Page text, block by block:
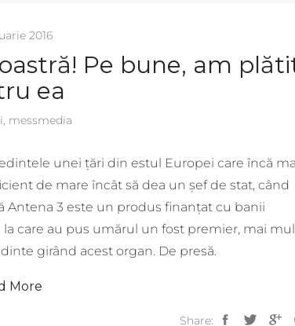
2016
Pe bune, am
ea
, messmedia
unei țări din estul Europei care încă
de mare încât să dea un șef de stat, când
Antena 3 este un produs finanțat cu banii
care au pus umărul un fost premier, mai
girând acest organ. De presă.
More
Share: